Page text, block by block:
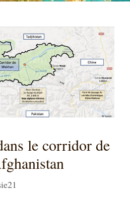
le corridor de